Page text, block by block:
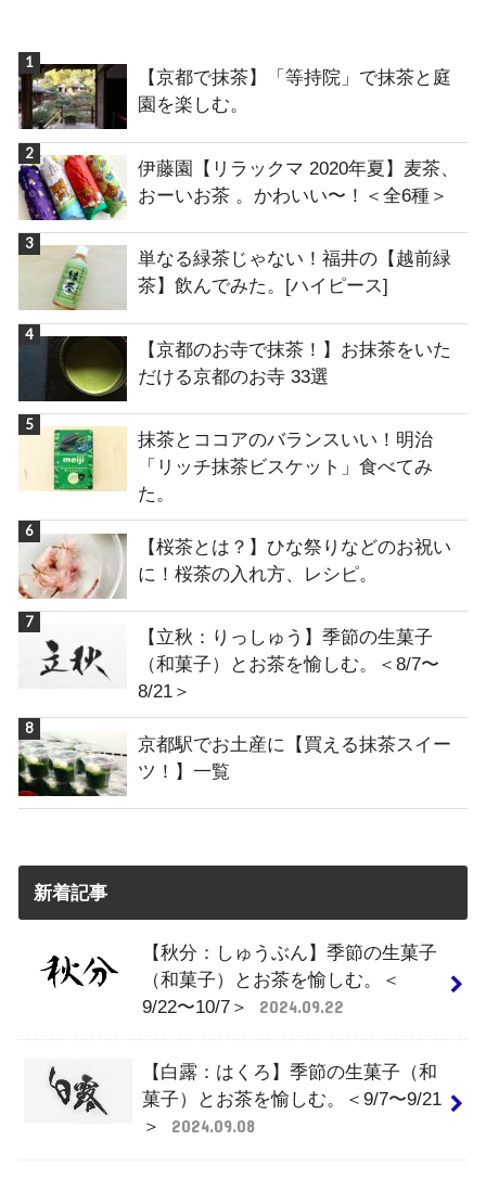
【京都で抹茶】「等持院」で抹茶と庭
園を楽しむ。
伊藤園【リラックマ 2020年夏】麦茶、
おーいお茶 。かわいい〜！＜全6種＞
単なる緑茶じゃない！福井の【越前緑
茶】飲んでみた。[ハイピース]
【京都のお寺で抹茶！】お抹茶をいた
だける京都のお寺 33選
抹茶とココアのバランスいい！明治
「リッチ抹茶ビスケット」食べてみ
た。
【桜茶とは？】ひな祭りなどのお祝い
に！桜茶の入れ方、レシピ。
【立秋：りっしゅう】季節の生菓子
（和菓子）とお茶を愉しむ。＜8/7〜
8/21＞
京都駅でお土産に【買える抹茶スイー
ツ！】一覧
新着記事
【秋分：しゅうぶん】季節の生菓子
（和菓子）とお茶を愉しむ。＜
9/22〜10/7＞
2024.09.22
【白露：はくろ】季節の生菓子（和
菓子）とお茶を愉しむ。＜9/7〜9/21
＞
2024.09.08